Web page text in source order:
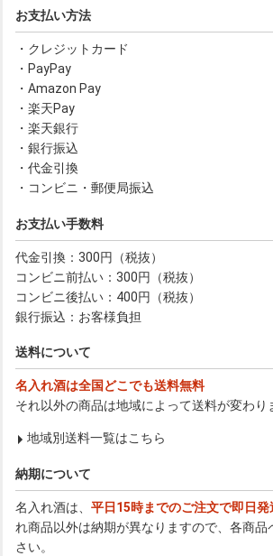
お支払い方法
・クレジットカード
・PayPay
・Amazon Pay
・楽天Pay
・楽天銀行
・銀行振込
・代金引換
・コンビニ・郵便局振込
お支払い手数料
代金引換：300円（税抜）
コンビニ前払い：300円（税抜）
コンビニ後払い：400円（税抜）
銀行振込：お客様負担
送料について
名入れ酒は全国どこでも送料無料
それ以外の商品は地域によって送料が変わり
地域別送料一覧はこちら
納期について
名入れ酒は、 平日15時までのご注文で即日発
れ商品以外は納期が異なりますので、各商品
さい。